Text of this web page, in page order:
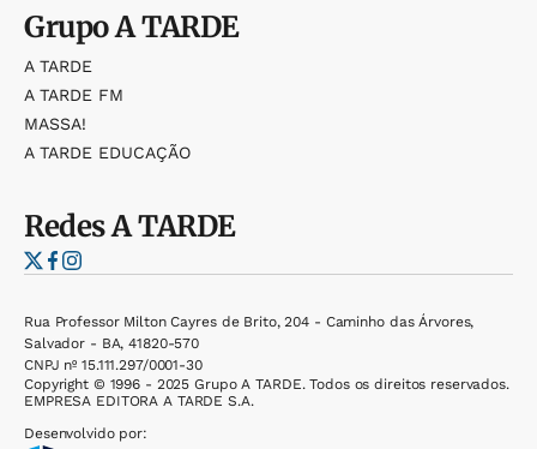
GrupoA TARDE
A TARDE
A TARDE FM
MASSA!
A TARDE EDUCAÇÃO
RedesA TARDE
Rua Professor Milton Cayres de Brito, 204 - Caminho das Árvores,
Salvador - BA, 41820-570
CNPJ nº 15.111.297/0001-30
Copyright © 1996 - 2025 Grupo A TARDE. Todos os direitos reservados.
EMPRESA EDITORA A TARDE S.A.
Desenvolvido por: